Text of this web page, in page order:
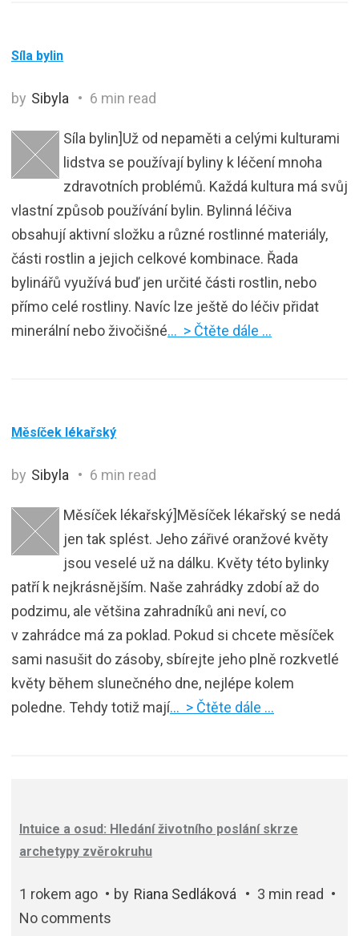
Síla bylin
by Sibyla 6 min read
Síla bylin]Už od nepaměti a celými kulturami
lidstva se používají byliny k léčení mnoha
zdravotních problémů. Každá kultura má svůj
vlastní způsob používání bylin. Bylinná léčiva
obsahují aktivní složku a různé rostlinné materiály,
části rostlin a jejich celkové kombinace. Řada
bylinářů využívá buď jen určité části rostlin, nebo
přímo celé rostliny. Navíc lze ještě do léčiv přidat
minerální nebo živočišné… > Čtěte dále …
Měsíček lékařský
by Sibyla 6 min read
Měsíček lékařský]Měsíček lékařský se nedá
jen tak splést. Jeho zářivé oranžové květy
jsou veselé už na dálku. Květy této bylinky
patří k nejkrásnějším. Naše zahrádky zdobí až do
podzimu, ale většina zahradníků ani neví, co
v zahrádce má za poklad. Pokud si chcete měsíček
sami nasušit do zásoby, sbírejte jeho plně rozkvetlé
květy během slunečného dne, nejlépe kolem
poledne. Tehdy totiž mají… > Čtěte dále …
Intuice a osud: Hledání životního poslání skrze
archetypy zvěrokruhu
1 rokem ago by Riana Sedláková
3 min read
No comments